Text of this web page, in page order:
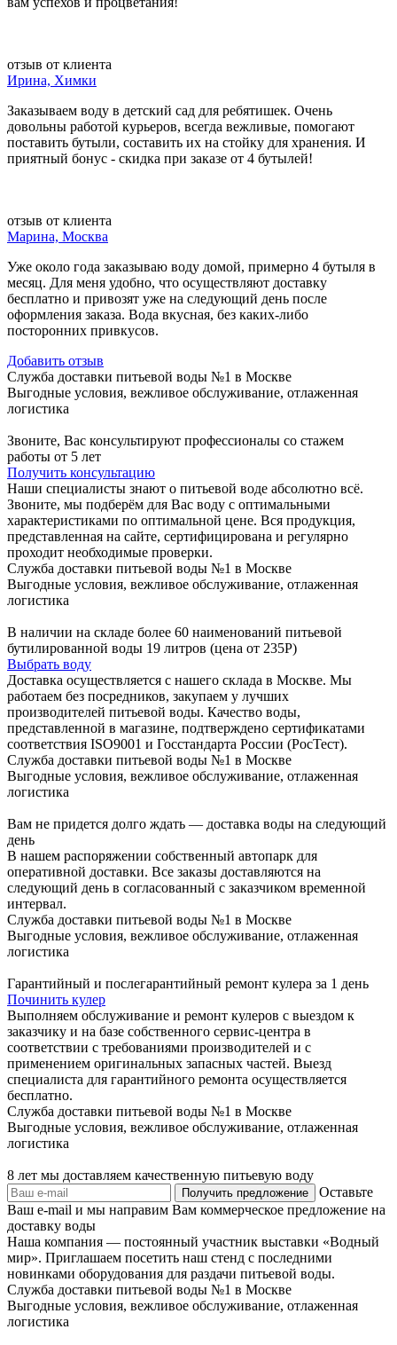
отзыв от клиента
Ирина, Химки
Заказываем воду в детский сад для ребятишек. Очень
довольны работой курьеров, всегда вежливые, помогают
поставить бутыли, составить их на стойку для хранения. И
приятный бонус - скидка при заказе от 4 бутылей!
отзыв от клиента
Марина, Москва
Уже около года заказываю воду домой, примерно 4 бутыля в
месяц. Для меня удобно, что осуществляют доставку
бесплатно и привозят уже на следующий день после
оформления заказа. Вода вкусная, без каких-либо
посторонних привкусов.
Добавить отзыв
Служба доставки питьевой воды №1 в Москве
Выгодные условия, вежливое обслуживание, отлаженная
логистика
Звоните, Вас консультируют профессионалы со стажем
работы от 5 лет
Получить консультацию
Наши специалисты знают о питьевой воде абсолютно всё.
Звоните, мы подберём для Вас воду с оптимальными
характеристиками по оптимальной цене. Вся продукция,
представленная на сайте, сертифицирована и регулярно
проходит необходимые проверки.
Служба доставки питьевой воды №1 в Москве
Выгодные условия, вежливое обслуживание, отлаженная
логистика
В наличии на складе более 60 наименований питьевой
бутилированной воды 19 литров (цена от 235Р)
Выбрать воду
Доставка осуществляется с нашего склада в Москве. Мы
работаем без посредников, закупаем у лучших
производителей питьевой воды. Качество воды,
представленной в магазине, подтверждено сертификатами
соответствия ISO9001 и Госстандарта России (РосТест).
Служба доставки питьевой воды №1 в Москве
Выгодные условия, вежливое обслуживание, отлаженная
логистика
Вам не придется долго ждать — доставка воды на следующий
день
В нашем распоряжении собственный автопарк для
оперативной доставки. Все заказы доставляются на
следующий день в согласованный с заказчиком временной
интервал.
Служба доставки питьевой воды №1 в Москве
Выгодные условия, вежливое обслуживание, отлаженная
логистика
Гарантийный и послегарантийный ремонт кулера за 1 день
Починить кулер
Выполняем обслуживание и ремонт кулеров с выездом к
заказчику и на базе собственного сервис-центра в
соответствии с требованиями производителей и с
применением оригинальных запасных частей. Выезд
специалиста для гарантийного ремонта осуществляется
бесплатно.
Служба доставки питьевой воды №1 в Москве
Выгодные условия, вежливое обслуживание, отлаженная
логистика
8 лет мы доставляем качественную питьевую воду
Оставьте
Ваш e-mail и мы направим Вам коммерческое предложение на
доставку воды
Наша компания — постоянный участник выставки «Водный
мир». Приглашаем посетить наш стенд с последними
новинками оборудования для раздачи питьевой воды.
Служба доставки питьевой воды №1 в Москве
Выгодные условия, вежливое обслуживание, отлаженная
логистика